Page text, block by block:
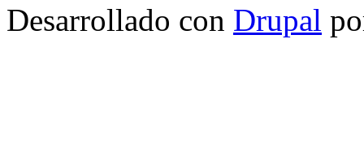
Desarrollado con Drupal